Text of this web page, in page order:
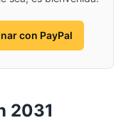
con PayPal
2031